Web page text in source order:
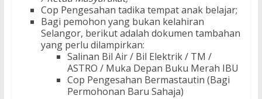
Cop Pengesahan tadika tempat anak belajar;
Bagi pemohon yang bukan kelahiran
Selangor, berikut adalah dokumen tambahan
yang perlu dilampirkan:
Salinan Bil Air / Bil Elektrik / TM /
ASTRO / Muka Depan Buku Merah IBU
Cop Pengesahan Bermastautin (Bagi
Permohonan Baru Sahaja)